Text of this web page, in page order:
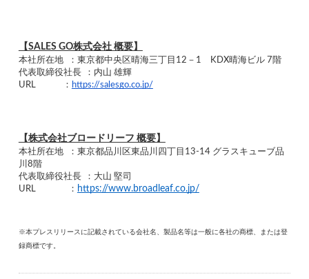
【SALES GO株式会社 概要】
本社所在地
：東京都中央区晴海三丁目12－1　KDX晴海ビル 7階
代表取締役社長
：内山 雄輝
URL             ： https://salesgo.co.jp/
【株式会社ブロードリーフ 概要】
本社所在地
：東京都品川区東品川四丁目13‐14 グラスキューブ品
川8階
代表取締役社長
：大山 堅司
URL
： https://www.broadleaf.co.jp/
※本プレスリリースに記載されている会社名、製品名等は一般に各社の商標、または登
録商標です。